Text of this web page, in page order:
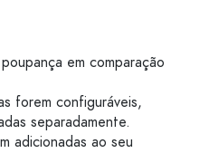
em comparação
forem configuráveis,
separadamente.
adicionadas ao seu